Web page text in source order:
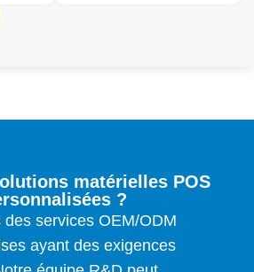
matérielles POS
?
services OEM/ODM
ayant des exigences